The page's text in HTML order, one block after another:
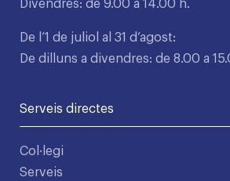
Divendres: de 9.00 a 14.00 h.
De l’1 de juliol al 31 d’agost:
De dilluns a divendres: de 8.00 a
Serveis directes
Col·legi
Serveis